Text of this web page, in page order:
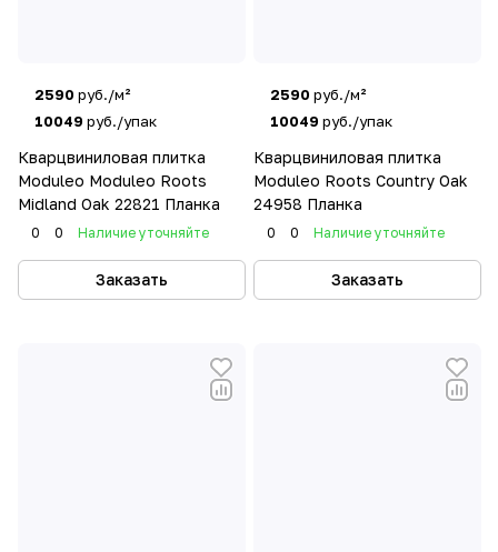
2590 руб./м²
10049 руб./упак
Кварцвиниловая плитка
Moduleo Moduleo Roots
Midland Oak 22821 Планка
0 0 Наличие уточняйте
Заказать
2590 руб./м²
10049 руб./упак
Кварцвиниловая плитка
Moduleo Roots Country Oak
24958 Планка
0 0 Наличие уточняйте
Заказать